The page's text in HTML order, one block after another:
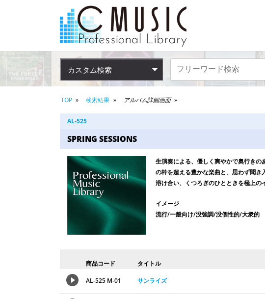
カスタム検索
TOP 検索結果 アルバム詳細画面
AL-525
SPRING SESSIONS
生演奏による、優しく爽やかで奥行き
の枠を超える豊かな楽曲と、思わず聞
溶け合い、くつろぎのひとときを極上の
イメージ
流行/一般向け/没強調/没個性的/大衆的
商品コード タイトル
AL-525 M-01 サンライズ